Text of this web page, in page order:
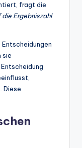
fragt die
Ergebniszahl
sie
Diese